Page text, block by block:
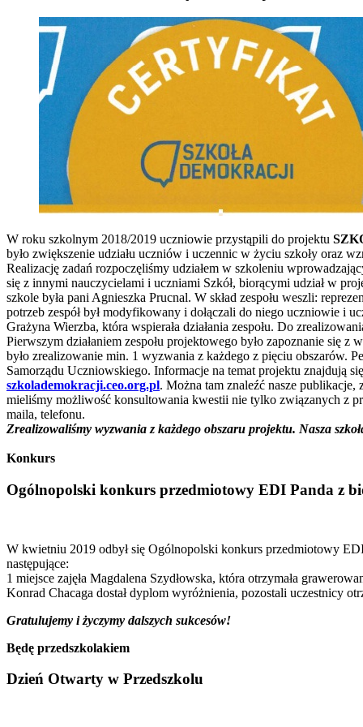
W roku szkolnym 2018/2019 uczniowie przystąpili do projektu
było zwiększenie udziału uczniów i uczennic w życiu szkoły oraz
Realizację zadań rozpoczęliśmy udziałem w szkoleniu
się z innymi nauczycielami i uczniami Szkół, biorącymi udział w
szkole była pani Agnieszka Prucnal. W skład zespołu weszli:
potrzeb zespół był modyfikowany i dołączali do niego uczniowie i
Grażyna Wierzba, która wspierała działania zespołu. Do
Pierwszym działaniem zespołu projektowego było zapoznanie się
było zrealizowanie min. 1 wyzwania z każdego z pięciu obszarów.
Samorządu Uczniowskiego. Informacje na temat projektu znajdują
szkolademokracji.ceo.org.pl. Można tam znaleźć nasze
mieliśmy możliwość konsultowania kwestii nie tylko związanych z
maila, telefonu.
Zrealizowaliśmy wyzwania z każdego obszaru projektu. Nasza
Konkurs
Ogólnopolski konkurs przedmiotowy EDI Panda z
W kwietniu 2019 odbył się Ogólnopolski konkurs przedmiotowy
następujące:
1 miejsce zajęła Magdalena Szydłowska, która otrzymała
Konrad Chacaga dostał dyplom wyróżnienia, pozostali uczestnicy
Gratulujemy i życzymy dalszych sukcesów!
Będę przedszkolakiem
Dzień Otwarty w Przedszkolu